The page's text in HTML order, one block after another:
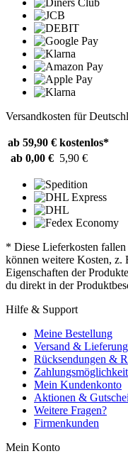
Versandkosten für
ab 59,90 € kostenlos*
ab 0,00 € 5,90 €
* Diese Lieferkosten fallen
können weitere Kosten, z.
Eigenschaften der
du direkt in der
Hilfe & Support
Meine Bestellung
Versand & Lieferung
Rücksendungen &
Mein Kundenkonto
Aktionen &
Weitere Fragen?
Firmenkunden
Mein Konto